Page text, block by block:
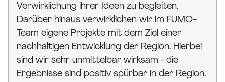
Verwirklichung ihrer Ideen zu begleiten.
Darüber hinaus verwirklichen wir im FUMO-
Team eigene Projekte mit dem Ziel einer
nachhaltigen Entwicklung der Region. Hierbei
sind wir sehr unmittelbar wirksam - die
Ergebnisse sind positiv spürbar in der Region.